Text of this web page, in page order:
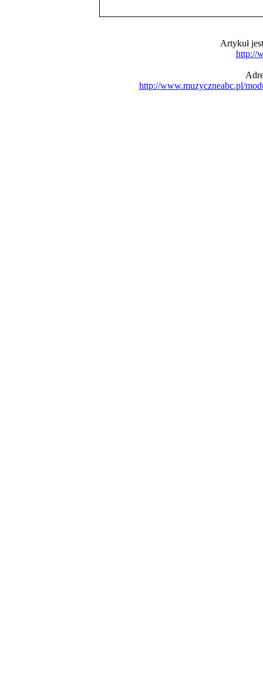
Artykuł
http://
http://www.muzyczneabc.pl/